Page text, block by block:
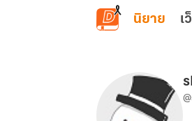
ข้ามไปยังเนื้อหาหลัก
นิยาย เ